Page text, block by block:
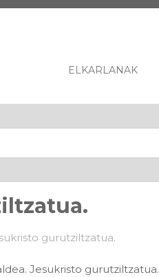
ELKARLANAK
Jesukristo gurutziltzatua.